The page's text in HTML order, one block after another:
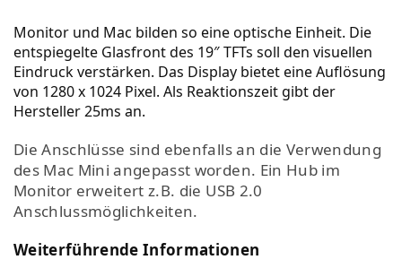
Monitor und Mac bilden so eine optische Einheit. Die
entspiegelte Glasfront des 19″ TFTs soll den visuellen
Eindruck verstärken. Das Display bietet eine Auflösung
von 1280 x 1024 Pixel. Als Reaktionszeit gibt der
Hersteller 25ms an.
Die Anschlüsse sind ebenfalls an die Verwendung
des Mac Mini angepasst worden. Ein Hub im
Monitor erweitert z.B. die USB 2.0
Anschlussmöglichkeiten.
Weiterführende Informationen